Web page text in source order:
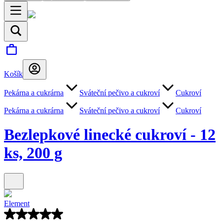
Košík
Pekárna a cukrárna Sváteční pečivo a cukroví Cukroví
Pekárna a cukrárna Sváteční pečivo a cukroví Cukroví
Bezlepkové linecké cukroví - 12
ks, 200 g
Element